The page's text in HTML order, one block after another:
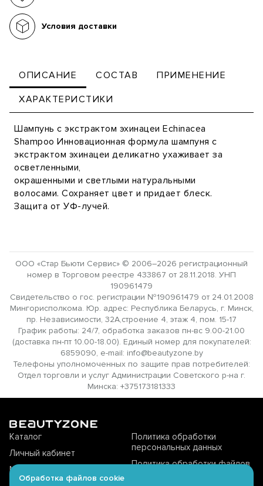
Условия доставки
ОПИСАНИЕ СОСТАВ ПРИМЕНЕНИЕ
ХАРАКТЕРИСТИКИ
Шампунь с экстрактом эхинацеи Echinacea
Shampoo Инновационная формула шампуня с
экстрактом эхинацеи деликатно ухаживает за
осветленными,
окрашенными и светлыми натуральными
волосами. Сохраняет цвет и придает блеск.
Защита от УФ-лучей.
ООО «Стар Бьюти Сервис» © 2006–2026 регистрационный
номер в Торговом реестре 433867 от 28.11.2018. УНП
190961479
Свидетельство о гос. регистрации №190961479 от 24.01.2008
Мингорисполкома. Юр. адрес: Республика Беларусь, г. Минск,
пр. Независимости, 32А,строение 4, этаж 4, пом. 15-17
График работы: 24/7, обработка заказов пн-вс 9.00-21.00
(доставка пн-пт 10.00-18.00). Единый номер для покупателей:
6859090, e-mail: info@beautyzone.by
Телефоны уполномоченных по защите прав потребителей:
Отдел торговли и услуг Администрации Советского р-на г.
Минска: +375173181333
Каталог
Личный кабинет
Магазины offline
Политика обработки
персональных данных
Политика обработки файлов
Обработка файлов cookie